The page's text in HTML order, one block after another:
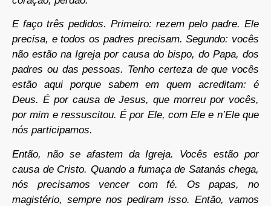
E faço três pedidos. Primeiro: rezem pelo padre. Ele
precisa, e todos os padres precisam. Segundo: vocês
não estão na Igreja por causa do bispo, do Papa, dos
padres ou das pessoas. Tenho certeza de que vocês
estão aqui porque sabem em quem acreditam: é
Deus. É por causa de Jesus, que morreu por vocês,
por mim e ressuscitou. É por Ele, com Ele e n’Ele que
nós participamos.
Então, não se afastem da Igreja. Vocês estão por
causa de Cristo. Quando a fumaça de Satanás chega,
nós precisamos vencer com fé. Os papas, no
magistério, sempre nos pediram isso. Então, vamos